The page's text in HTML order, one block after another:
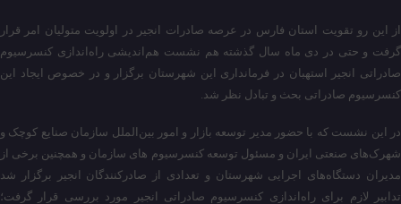
از این رو تقویت استان فارس در عرصه صادرات انجیر در اولویت متولیان امر قرار
گرفت و حتی در دی ماه سال گذشته هم نشست هم‌اندیشی راه‌اندازی کنسرسیوم
صادراتی انجیر استهبان در فرمانداری این شهرستان برگزار و در خصوص ایجاد این
کنسرسیوم صادراتی بحث و تبادل نظر شد.
در این نشست که با حضور مدیر توسعه بازار و امور بین‌الملل سازمان صنایع کوچک و
شهرک‌های صنعتی ایران و مسئول توسعه کنسرسیوم های سازمان و همچنین برخی از
مدیران دستگاه‌های اجرایی شهرستان و تعدادی از صادرکنندگان انجیر برگزار شد
تدابیر لازم برای راه‌اندازی کنسرسیوم صادراتی انجیر مورد بررسی قرار گرفت؛